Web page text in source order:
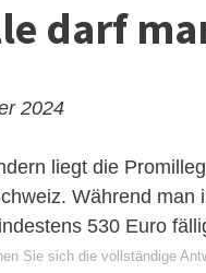
darf
2024
liegt die
Während
530 Euro
Sie sich die vollständige